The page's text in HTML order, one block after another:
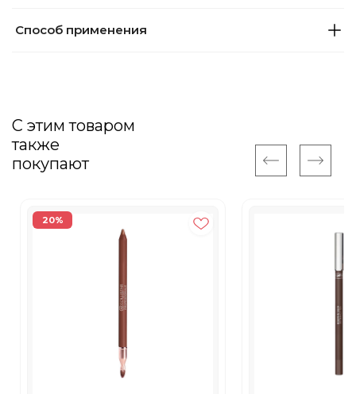
Способ применения
С этим товаром
также
покупают
20%